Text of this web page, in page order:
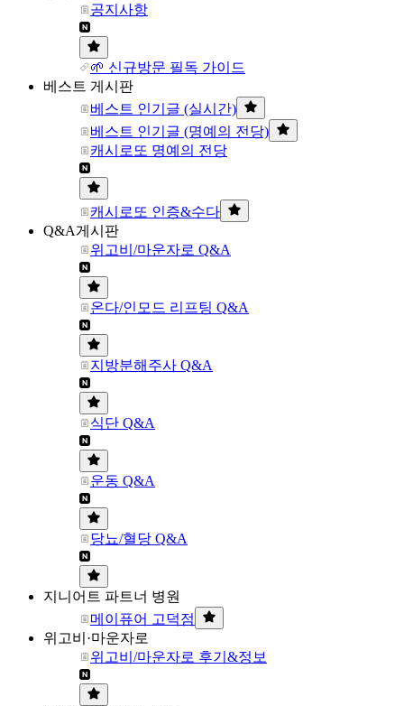
공지사항
🌱 신규방문 필독 가이드
베스트 게시판
베스트 인기글 (실시간)
베스트 인기글 (명예의 전당)
캐시로또 명예의 전당
캐시로또 인증&수다
Q&A게시판
위고비/마운자로 Q&A
온다/인모드 리프팅 Q&A
지방분해주사 Q&A
식단 Q&A
운동 Q&A
당뇨/혈당 Q&A
지니어트 파트너 병원
메이퓨어 고덕점
위고비·마운자로
위고비/마운자로 후기&정보